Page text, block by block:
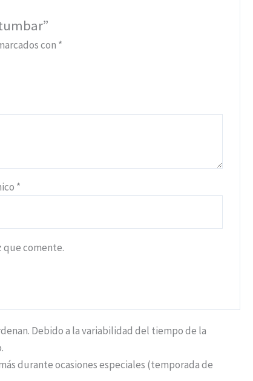
con *
*
que comente.
Debido a la variabilidad del tiempo de la
durante ocasiones especiales (temporada de